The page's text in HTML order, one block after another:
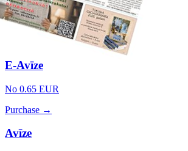
E-Avīze
No 0.65 EUR
Purchase →
Avīze